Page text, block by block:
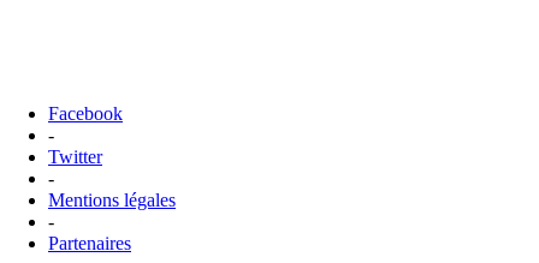
Facebook
-
Twitter
-
Mentions légales
-
Partenaires